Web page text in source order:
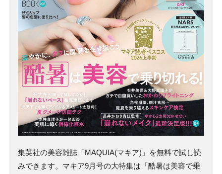
集英社の美容雑誌「MAQUIA(マキア)」を無料で試し読
みできます。マキア9月号の大特集は「酷暑は美容で乗